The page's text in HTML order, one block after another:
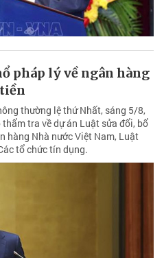
pháp lý về ngân hàng
thường lệ thứ Nhất, sáng 5/8,
tra về dự án Luật sửa đổi, bổ
hàng Nhà nước Việt Nam, Luật
tổ chức tín dụng.